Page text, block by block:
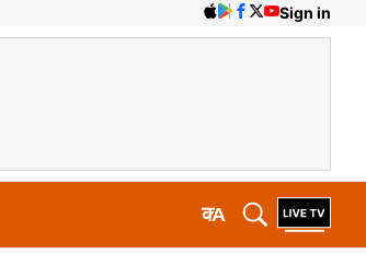
Sign in
A
क